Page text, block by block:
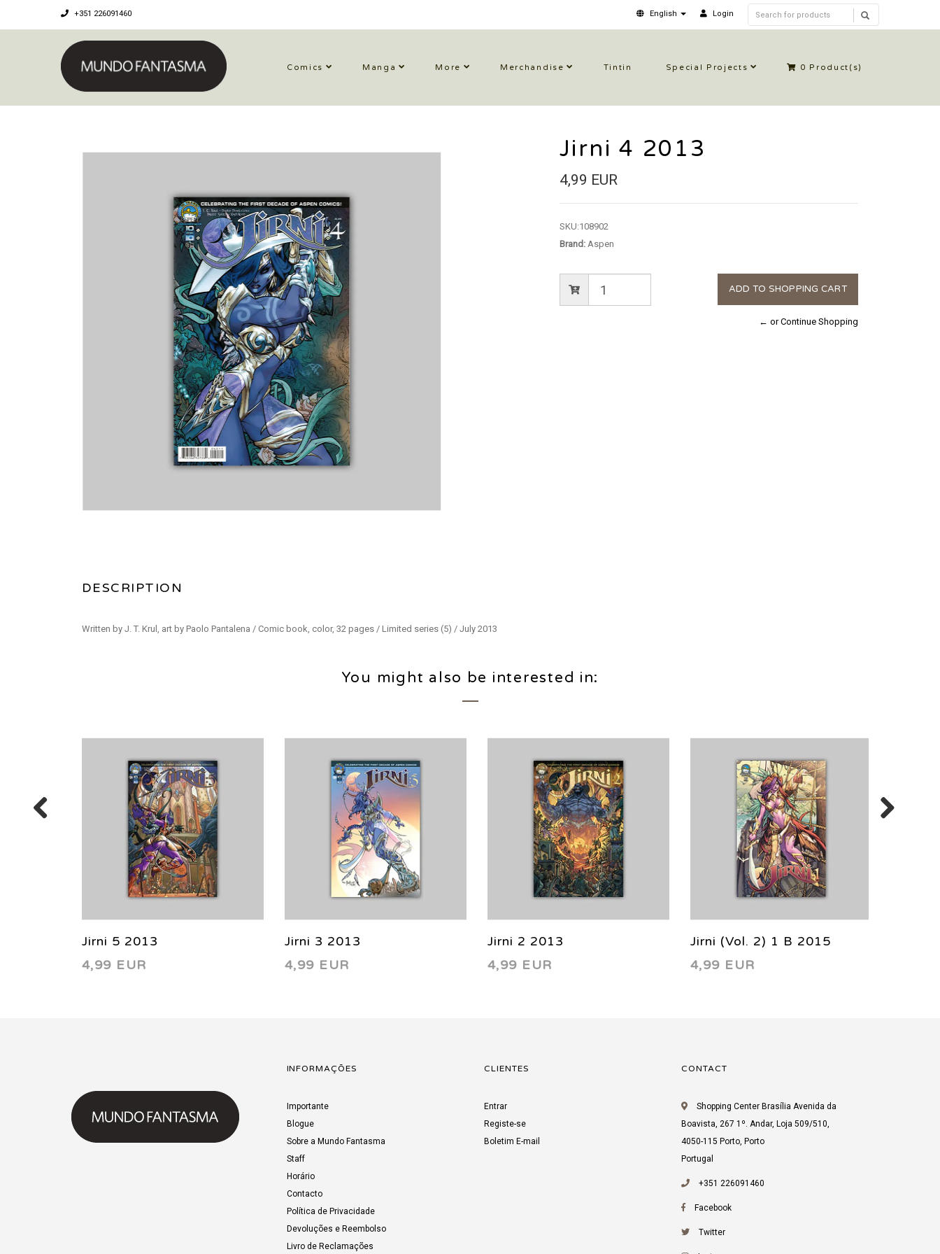
+351 226091460 English Login
Comics Manga More Merchandise Tintin Special Projects 0 Product(s)
DESCRIPTION
Written by J. T. Krul, art by Paolo Pantalena / Comic book, color, 32 pages / Limited series (5) / July 2013
Jirni 4 2013
4,99 EUR
SKU:108902
Brand:Aspen
← or Continue Shopping
You might also be interested in:
Jirni 5 2013
4,99 EUR
Jirni 3 2013
4,99 EUR
Jirni 2 2013
4,99 EUR
Jirni (Vol. 2) 1 B 2015
4,99 EUR
INFORMAÇÕES
Importante
Blogue
Sobre a Mundo Fantasma
Staff
Horário
Contacto
Política de Privacidade
Devoluções e Reembolso
Livro de Reclamações
CLIENTES
Entrar
Registe-se
Boletim E-mail
CONTACT
Shopping Center Brasília Avenida da
Boavista, 267 1º. Andar, Loja 509/510,
4050-115 Porto, Porto
Portugal
+351 226091460
Facebook
Twitter